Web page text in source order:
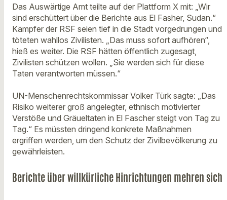
Das Auswärtige Amt teilte auf der Plattform X mit: „Wir
sind erschüttert über die Berichte aus El Fasher, Sudan.“
Kämpfer der RSF seien tief in die Stadt vorgedrungen und
töteten wahllos Zivilisten. „Das muss sofort aufhören“,
hieß es weiter. Die RSF hätten öffentlich zugesagt,
Zivilisten schützen wollen. „Sie werden sich für diese
Taten verantworten müssen.“
UN-Menschenrechtskommissar Volker Türk sagte: „Das
Risiko weiterer groß angelegter, ethnisch motivierter
Verstöße und Gräueltaten in El Fascher steigt von Tag zu
Tag.“ Es müssten dringend konkrete Maßnahmen
ergriffen werden, um den Schutz der Zivilbevölkerung zu
gewährleisten.
Berichte über willkürliche Hinrichtungen mehren sich